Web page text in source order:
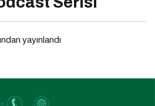
yayınlandı